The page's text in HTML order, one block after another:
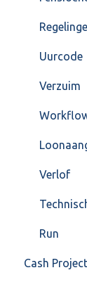
Uurcode
Verzuim
Verlof
Run
Cash